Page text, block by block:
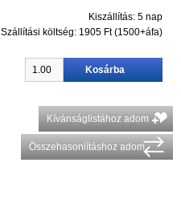
Kiszállítás: 5 nap
Szállítási költség: 1905 Ft (1500+áfa)
Kívánságlistához adom
Összehasonlításhoz adom